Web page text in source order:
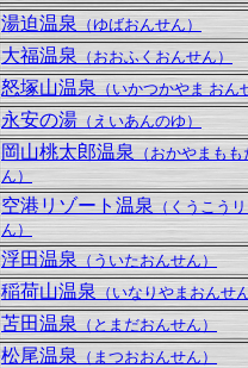
湯迫温泉 （ゆばおんせん）
大福温泉 （おおふくおんせん）
怒塚山温泉 （いかつかやま おん
永安の湯 （えいあんのゆ）
岡山桃太郎温泉 （おかやまも
ん）
空港リゾート温泉 （くうこう
ん）
浮田温泉（ういたおんせん）
稲荷山温泉（いなりやまおんせ
苫田温泉 （とまだおんせん）
松尾温泉 （まつおおんせん）